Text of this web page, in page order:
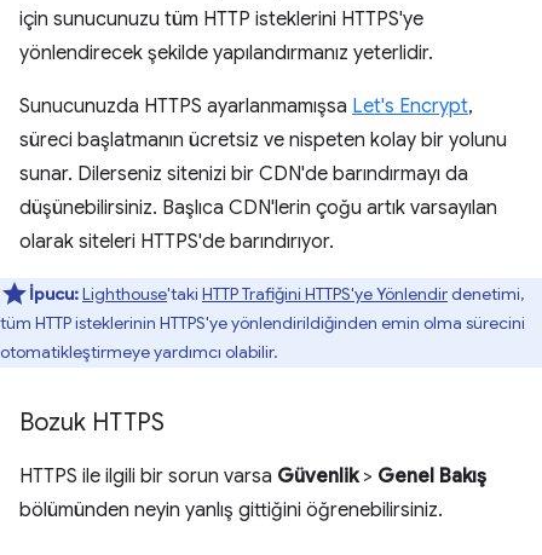
için sunucunuzu tüm HTTP isteklerini HTTPS'ye
yönlendirecek şekilde yapılandırmanız yeterlidir.
Sunucunuzda HTTPS ayarlanmamışsa Let's Encrypt,
süreci başlatmanın ücretsiz ve nispeten kolay bir yolunu
sunar. Dilerseniz sitenizi bir CDN'de barındırmayı da
düşünebilirsiniz. Başlıca CDN'lerin çoğu artık varsayılan
olarak siteleri HTTPS'de barındırıyor.
İpucu:Lighthouse'taki HTTP Trafiğini HTTPS'ye Yönlendirdenetimi,
tüm HTTP isteklerinin HTTPS'ye yönlendirildiğinden emin olma sürecini
otomatikleştirmeye yardımcı olabilir.
Bozuk HTTPS
HTTPS ile ilgili bir sorun varsa Güvenlik> Genel Bakış
bölümünden neyin yanlış gittiğini öğrenebilirsiniz.